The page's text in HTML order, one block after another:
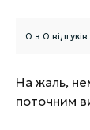
0 з 0 відгуків
На жаль,
поточним